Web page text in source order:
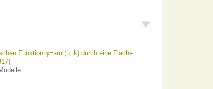
Funktion φ=am (u, k) durch eine Fläche